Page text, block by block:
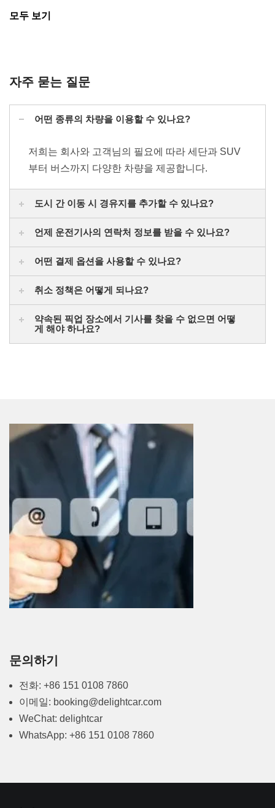
모두 보기
자주 묻는 질문
어떤 종류의 차량을 이용할 수 있나요?
저희는 회사와 고객님의 필요에 따라 세단과 SUV
부터 버스까지 다양한 차량을 제공합니다.
도시 간 이동 시 경유지를 추가할 수 있나요?
언제 운전기사의 연락처 정보를 받을 수 있나요?
어떤 결제 옵션을 사용할 수 있나요?
취소 정책은 어떻게 되나요?
약속된 픽업 장소에서 기사를 찾을 수 없으면 어떻
게 해야 하나요?
문의하기
전화: +86 151 0108 7860
이메일: booking@delightcar.com
WeChat: delightcar
WhatsApp: +86 151 0108 7860